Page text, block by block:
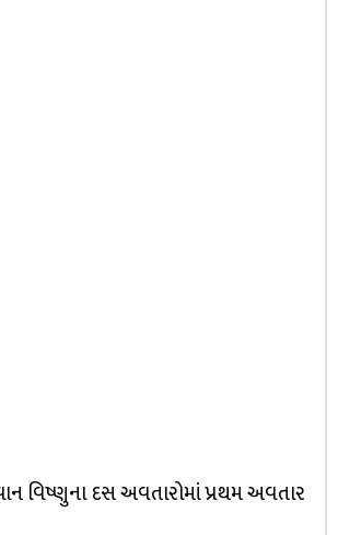
વિષ્ણુના દસ અવતારોમાં પ્રથમ અવતાર